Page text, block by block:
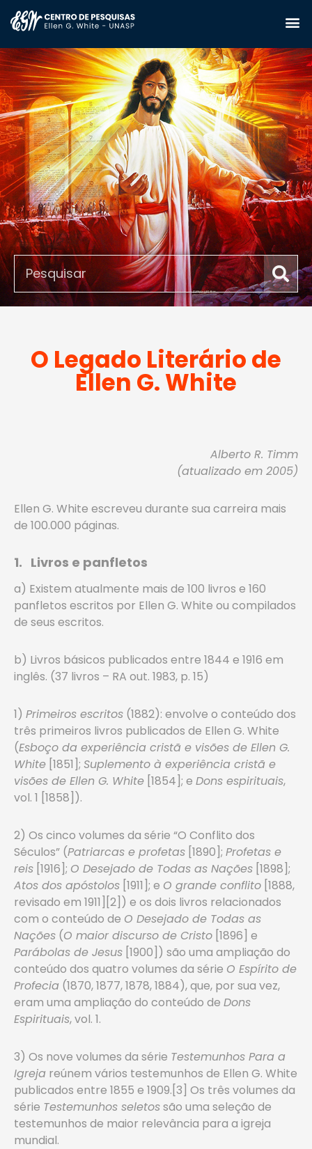
O Legado Literário de
Ellen G. White
Alberto R. Timm
(atualizado em 2005)
Ellen G. White escreveu durante sua carreira mais
de 100.000 páginas.
1. Livros e panfletos
a) Existem atualmente mais de 100 livros e 160
panfletos escritos por Ellen G. White ou compilados
de seus escritos.
b) Livros básicos publicados entre 1844 e 1916 em
inglês. (37 livros – RA out. 1983, p. 15)
1) Primeiros escritos (1882): envolve o conteúdo dos
três primeiros livros publicados de Ellen G. White
(Esboço da experiência cristã e visões de Ellen G.
White [1851]; Suplemento à experiência cristã e
visões de Ellen G. White [1854]; e Dons espirituais,
vol. 1 [1858]).
2) Os cinco volumes da série “O Conflito dos
Séculos” (Patriarcas e profetas [1890]; Profetas e
reis [1916]; O Desejado de Todas as Nações [1898];
Atos dos apóstolos [1911]; e O grande conflito [1888,
revisado em 1911][2]) e os dois livros relacionados
com o conteúdo de O Desejado de Todas as
Nações (O maior discurso de Cristo [1896] e
Parábolas de Jesus [1900]) são uma ampliação do
conteúdo dos quatro volumes da série O Espírito de
Profecia (1870, 1877, 1878, 1884), que, por sua vez,
eram uma ampliação do conteúdo de Dons
Espirituais, vol. 1.
3) Os nove volumes da série Testemunhos Para a
Igreja reúnem vários testemunhos de Ellen G. White
publicados entre 1855 e 1909.[3] Os três volumes da
série Testemunhos seletossão uma seleção de
testemunhos de maior relevância para a igreja
mundial.